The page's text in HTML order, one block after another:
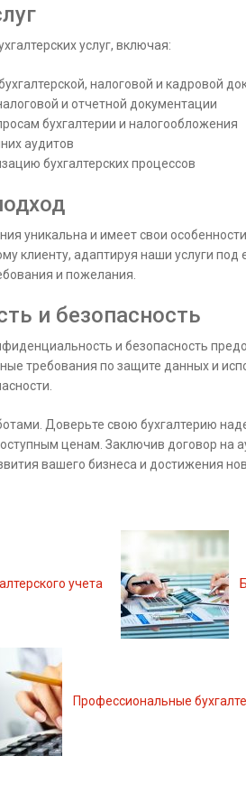
услуг, включая:
налоговой и кадровой
и отчетной документации
бухгалтерии и налогообложения
аудитов
бухгалтерских процессов
уникальна и имеет свои
клиенту, адаптируя наши услуги под
и пожелания.
и безопасность
и безопасность
требования по защите данных и
Доверьте свою бухгалтерию
ценам. Заключив договор на
вашего бизнеса и достижения
учета
Профессиональные